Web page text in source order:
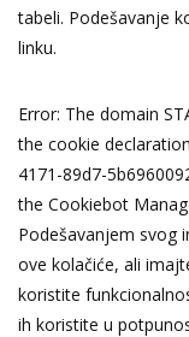
tabeli. Podešavanje
linku.
Error: The domain
the cookie
4171-89d7-
the Cookiebot
Podešavanjem svog
ove kolačiće, ali
koristite
ih koristite u